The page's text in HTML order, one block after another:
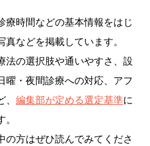
療時間などの基本情報をはじ
などを掲載しています。
法の選択肢や通いやすさ、設
曜・夜間診療への対応、アフ
編集部が定める選定基準に
の方はぜひ読んでみてくださ